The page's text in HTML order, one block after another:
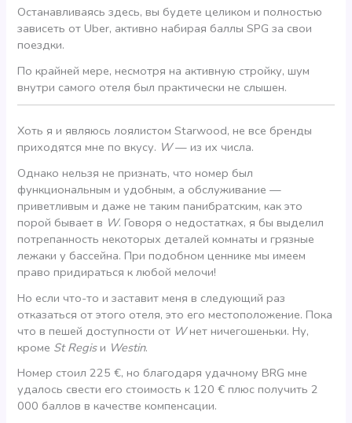
Останавливаясь здесь, вы будете целиком и полностью
зависеть от Uber, активно набирая баллы SPG за свои
поездки.
По крайней мере, несмотря на активную стройку, шум
внутри самого отеля был практически не слышен.
Хоть я и являюсь лоялистом Starwood, не все бренды
приходятся мне по вкусу. W— из их числа.
Однако нельзя не признать, что номер был
функциональным и удобным, а обслуживание —
приветливым и даже не таким панибратским, как это
порой бывает в W. Говоря о недостатках, я бы выделил
потрепанность некоторых деталей комнаты и грязные
лежаки у бассейна. При подобном ценнике мы имеем
право придираться к любой мелочи!
Но если что-то и заставит меня в следующий раз
отказаться от этого отеля, это его местоположение. Пока
что в пешей доступности от Wнет ничегошеньки. Ну,
кроме St Regisи Westin.
Номер стоил 225 €, но благодаря удачному BRG мне
удалось свести его стоимость к 120 € плюс получить 2
000 баллов в качестве компенсации.